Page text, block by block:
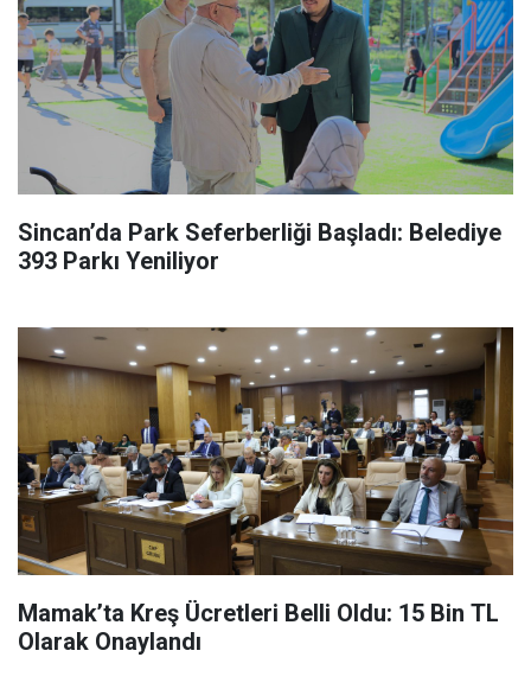
Sincan’da Park Seferberliği Başladı: Belediye
393 Parkı Yeniliyor
Mamak’ta Kreş Ücretleri Belli Oldu: 15 Bin TL
Olarak Onaylandı